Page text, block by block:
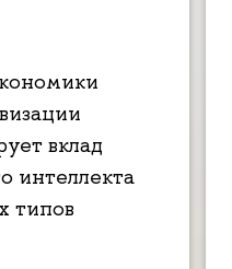
вклад
интеллекта
типов